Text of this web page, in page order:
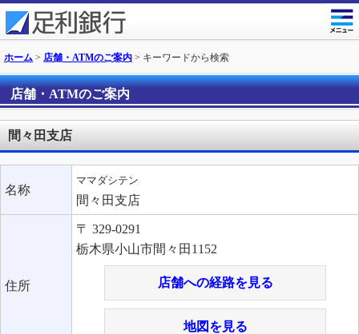
ホーム > 店舗・ATMのご案内 > キーワードから検索
店舗・ATMのご案内
間々田支店
名称
ママダシテン
間々田支店
住所
〒 329-0291
栃木県小山市間々田1152
店舗への経路を見る
地図を見る